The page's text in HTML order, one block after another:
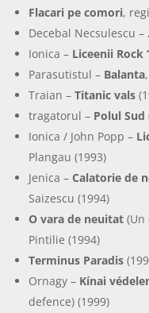
Flacari pe comori,
Decebal Necsulescu –
Ionica – Liceenii Rock
Parasutistul – Balanta
Traian –Titanic vals
tragatorul – Polul Sud
Ionica / John Popp –
Plangau (1993)
Jenica – Calatorie de
Saizescu (1994)
O vara de neuitat (Un
Pintilie (1994)
Terminus Paradis
Ornagy – Kínai
defence) (1999)